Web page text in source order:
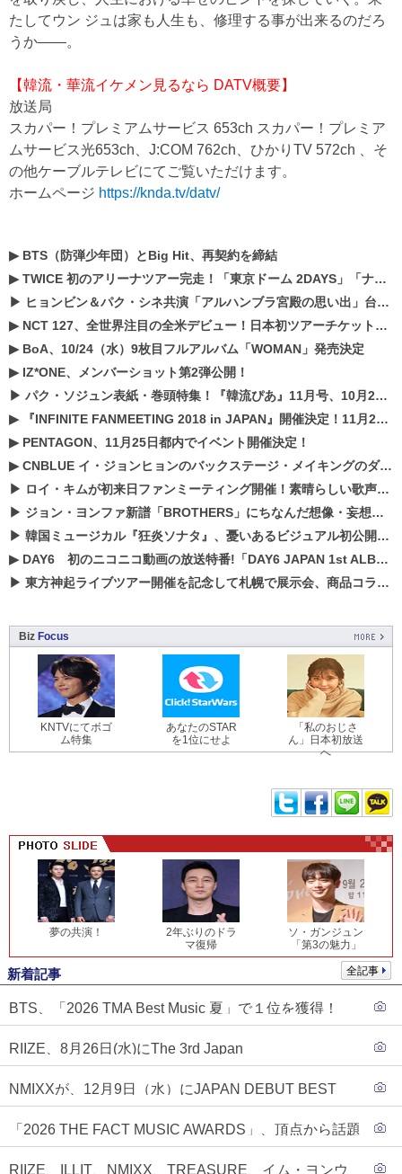
たしてウン ジュは家も人生も、修理する事が出来るのだろ
うか――。
【韓流・華流イケメン見るなら DATV概要】
放送局
スカパー！プレミアムサービス 653ch スカパー！プレミア
ムサービス光653ch、J:COM 762ch、ひかりTV 572ch 、そ
の他ケーブルテレビにてご覧いただけます。
ホームページ https://knda.tv/datv/
▶ BTS（防弾少年団）とBig Hit、再契約を締結
▶TWICE 初のアリーナツアー完走！「東京ドーム 2DAYS」「ナゴヤドーム1DAY」「京セラドーム1DAY」2019年ドームツアー開催決定！！
▶ ヒョンビン＆パク・シネ共演「アルハンブラ宮殿の思い出」台本読み現場を公開
▶ NCT 127、全世界注目の全米デビュー！日本初ツアーチケットが早くもプレミア化！？
▶ BoA、10/24（水）9枚目フルアルバム「WOMAN」発売決定
▶ IZ*ONE、メンバーショット第2弾公開！
▶ パク・ソジュン表紙・巻頭特集！『韓流ぴあ』11月号、10月22日（月）発売！
▶
『INFINITE FANMEETING 2018 in JAPAN』開催決定！11月21、22日にパシフィコ横浜にて実施
▶ PENTAGON、11月25日都内でイベント開催決定！
▶CNBLUE イ・ジョンヒョンのバックステージ・メイキングのダイジェスト映像が公開！
▶ ロイ・キムが初来日ファンミーティング開催！素晴らしい歌声に癒される贅沢な時間
▶ ジョン・ヨンファ新譜「BROTHERS」にちなんだ想像・妄想企画がスタート！
▶ 韓国ミュージカル『狂炎ソナタ』、憂いある​ビジュアル初公開!! 主役リョウク、SHIN、KENらのコメントが到着！
▶ DAY6 初のニコニコ動画の放送特番!「DAY6 JAPAN 1st ALBUM「UNLOCK」発売記念 ライブ@ニコ生」を配信決定!
▶ 東方神起ライブツアー開催を記念して札幌で展示会、商品コラボが実現！！
Biz Focus
KNTVにてボゴ
ム特集
あなたのSTAR
を1位にせよ
「私のおじさ
ん」日本初放送
へ
夢の共演！
2年ぶりのドラ
マ復帰
ソ・ガンジュン
「第3の魅力」
全記事
新着記事
BTS、「2026 TMA Best Music 夏」で１位を獲得！
RIIZE、8月26日(水)にThe 3rd Japan
NMIXXが、12月9日（水）にJAPAN DEBUT BEST
もスタート！！
「2026 THE FACT MUSIC AWARDS」、頂点から話題
RIIZE、ILLIT、NMIXX、TREASURE、イム・ヨンウ